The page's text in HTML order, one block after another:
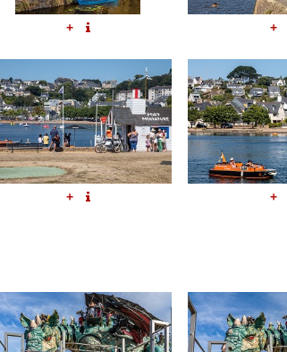
+ +
+ +